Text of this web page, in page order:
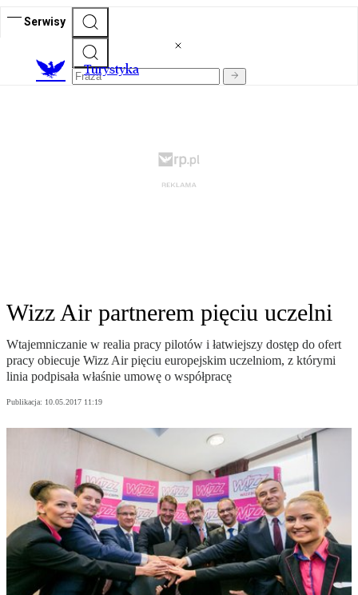
Serwisy
Turystyka
Wizz Air partnerem pięciu uczelni
Wtajemniczanie w realia pracy pilotów i łatwiejszy dostęp do ofert
pracy obiecuje Wizz Air pięciu europejskim uczelniom, z którymi
linia podpisała właśnie umowę o współpracę
Publikacja: 10.05.2017 11:19